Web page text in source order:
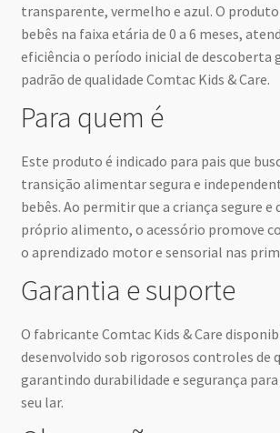
transparente, vermelho e azul. O
bebês na faixa etária de 0 a 6 meses,
eficiência o período inicial de descoberta
padrão de qualidade Comtac Kids & Care.
Para quem é
Este produto é indicado para pais que
transição alimentar segura e
bebês. Ao permitir que a criança segure e
próprio alimento, o acessório promove
o aprendizado motor e sensorial nas
Garantia e suporte
O fabricante Comtac Kids & Care
desenvolvido sob rigorosos controles de
garantindo durabilidade e segurança
seu lar.